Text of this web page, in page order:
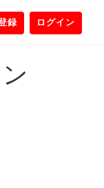
録 ログイン